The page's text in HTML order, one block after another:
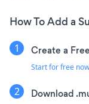
How To Add a
Create a
Start for free now
Download